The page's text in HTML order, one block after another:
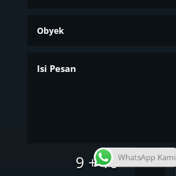
9 + 10=
WhatsApp Kami